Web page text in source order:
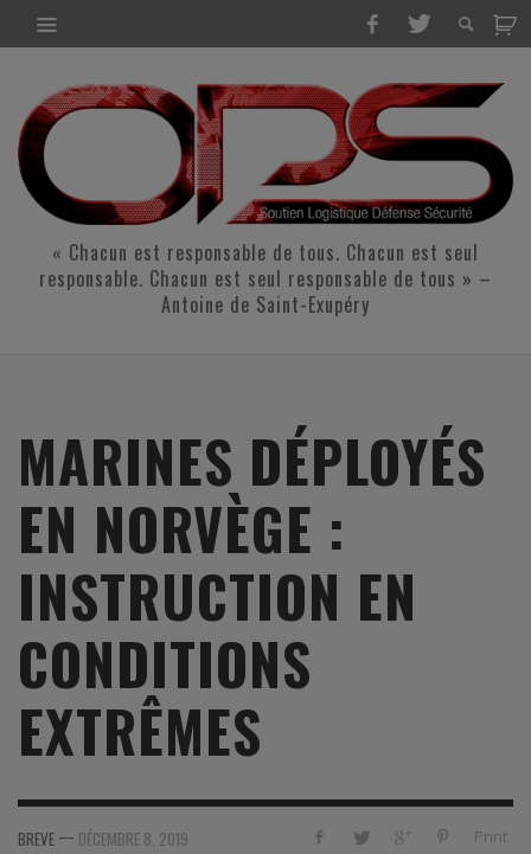
« Chacun est responsable de tous. Chacun est seul
responsable. Chacun est seul responsable de tous » –
Antoine de Saint-Exupéry
MARINES DÉPLOYÉS
EN NORVÈGE :
INSTRUCTION EN
CONDITIONS
EXTRÊMES
Print
BREVE — DÉCEMBRE 8, 2019